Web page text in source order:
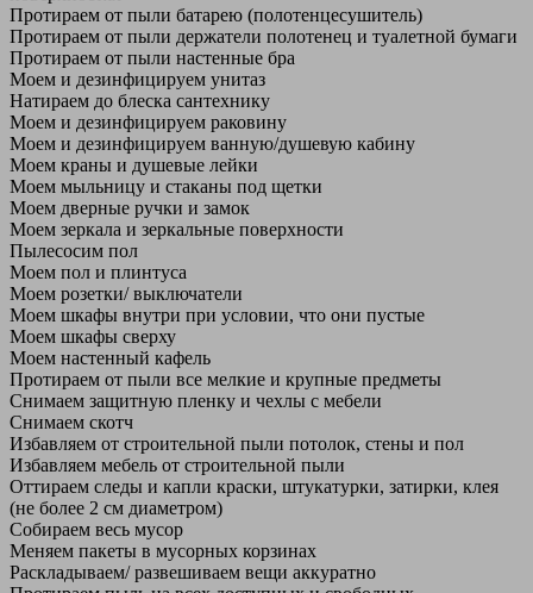
Протираем от пыли батарею (полотенцесушитель)
Протираем от пыли держатели полотенец и туалетной бумаги
Протираем от пыли настенные бра
Моем и дезинфицируем унитаз
Натираем до блеска сантехнику
Моем и дезинфицируем раковину
Моем и дезинфицируем ванную/душевую кабину
Моем краны и душевые лейки
Моем мыльницу и стаканы под щетки
Моем дверные ручки и замок
Моем зеркала и зеркальные поверхности
Пылесосим пол
Моем пол и плинтуса
Моем розетки/ выключатели
Моем шкафы внутри при условии, что они пустые
Моем шкафы сверху
Моем настенный кафель
Протираем от пыли все мелкие и крупные предметы
Снимаем защитную пленку и чехлы с мебели
Снимаем скотч
Избавляем от строительной пыли потолок, стены и пол
Избавляем мебель от строительной пыли
Оттираем следы и капли краски, штукатурки, затирки, клея
(не более 2 см диаметром)
Собираем весь мусор
Меняем пакеты в мусорных корзинах
Раскладываем/ развешиваем вещи аккуратно